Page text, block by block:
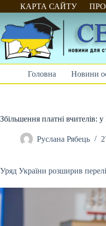
Перейти
до
КАРТА САЙТУ
Головна Новини
Збільшення платні вчителів:
Руслана Рябець
Уряд України розширив